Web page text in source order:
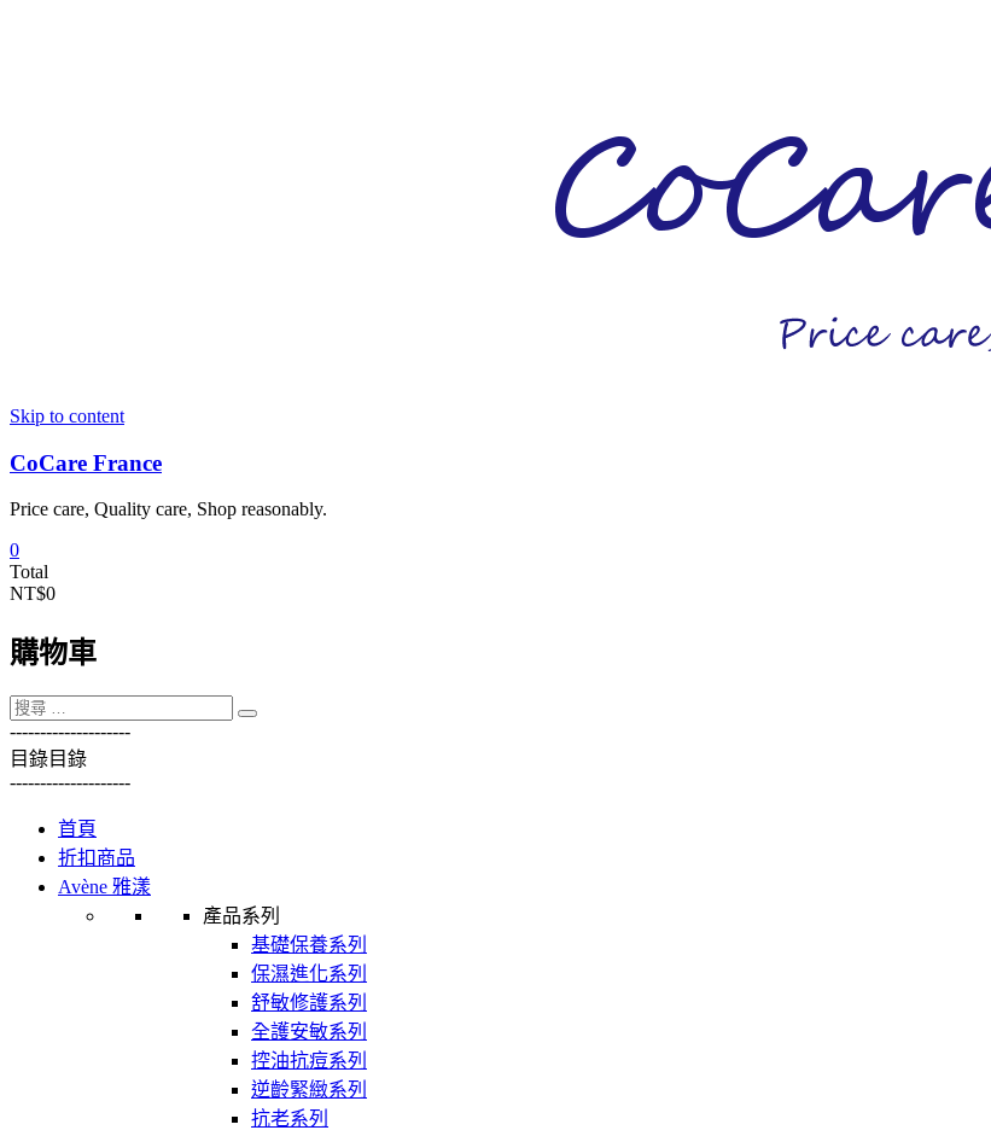
Skip to content
CoCare France
Price care, Quality care, Shop reasonably.
0
Total
NT$0
購物車
--------------------
目錄目錄
--------------------
首頁
折扣商品
Avène 雅漾
產品系列
基礎保養系列
保濕進化系列
舒敏修護系列
全護安敏系列
控油抗痘系列
逆齡緊緻系列
抗老系列